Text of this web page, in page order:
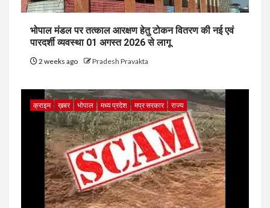
भोपाल मंडल पर तत्काल आरक्षण हेतु टोकन वितरण की नई एवं
पारदर्शी व्यवस्था 01 अगस्त 2026 से लागू
2 weeks ago Pradesh Pravakta
क्राइम ख़बर भोपाल मध्य प्रदेश मप्र सरकार राज्य